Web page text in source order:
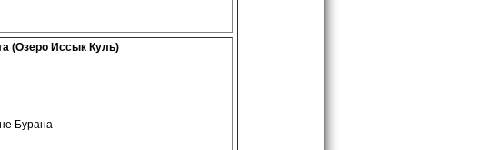
(Озеро Иссык Куль)
Бурана